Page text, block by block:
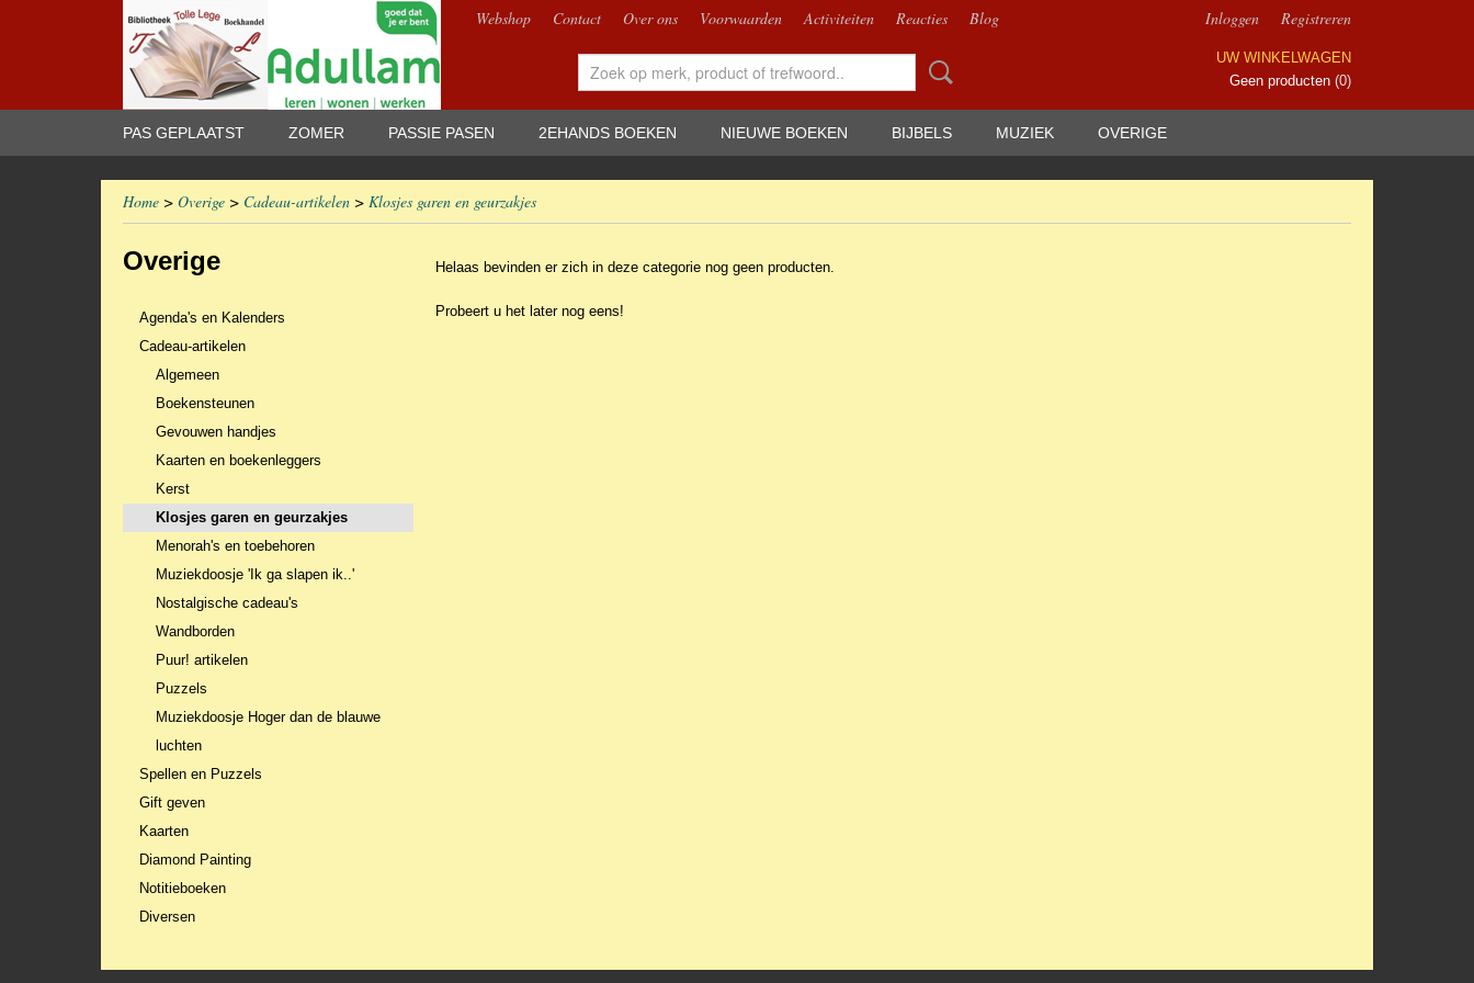
Webshop Contact Over ons Voorwaarden Activiteiten Reacties Blog Inloggen Registreren
UW WINKELWAGEN
Geen producten (0)
PAS GEPLAATST ZOMER PASSIE PASEN 2EHANDS BOEKEN NIEUWE BOEKEN BIJBELS MUZIEK OVERIGE
Home > Overige > Cadeau-artikelen > Klosjes garen en geurzakjes
Overige
Agenda's en Kalenders
Cadeau-artikelen
Algemeen
Boekensteunen
Gevouwen handjes
Kaarten en boekenleggers
Kerst
Klosjes garen en geurzakjes
Menorah's en toebehoren
Muziekdoosje 'Ik ga slapen ik..'
Nostalgische cadeau's
Wandborden
Puur! artikelen
Puzzels
Muziekdoosje Hoger dan de blauwe
luchten
Spellen en Puzzels
Gift geven
Kaarten
Diamond Painting
Notitieboeken
Diversen
Helaas bevinden er zich in deze categorie nog geen producten.
Probeert u het later nog eens!